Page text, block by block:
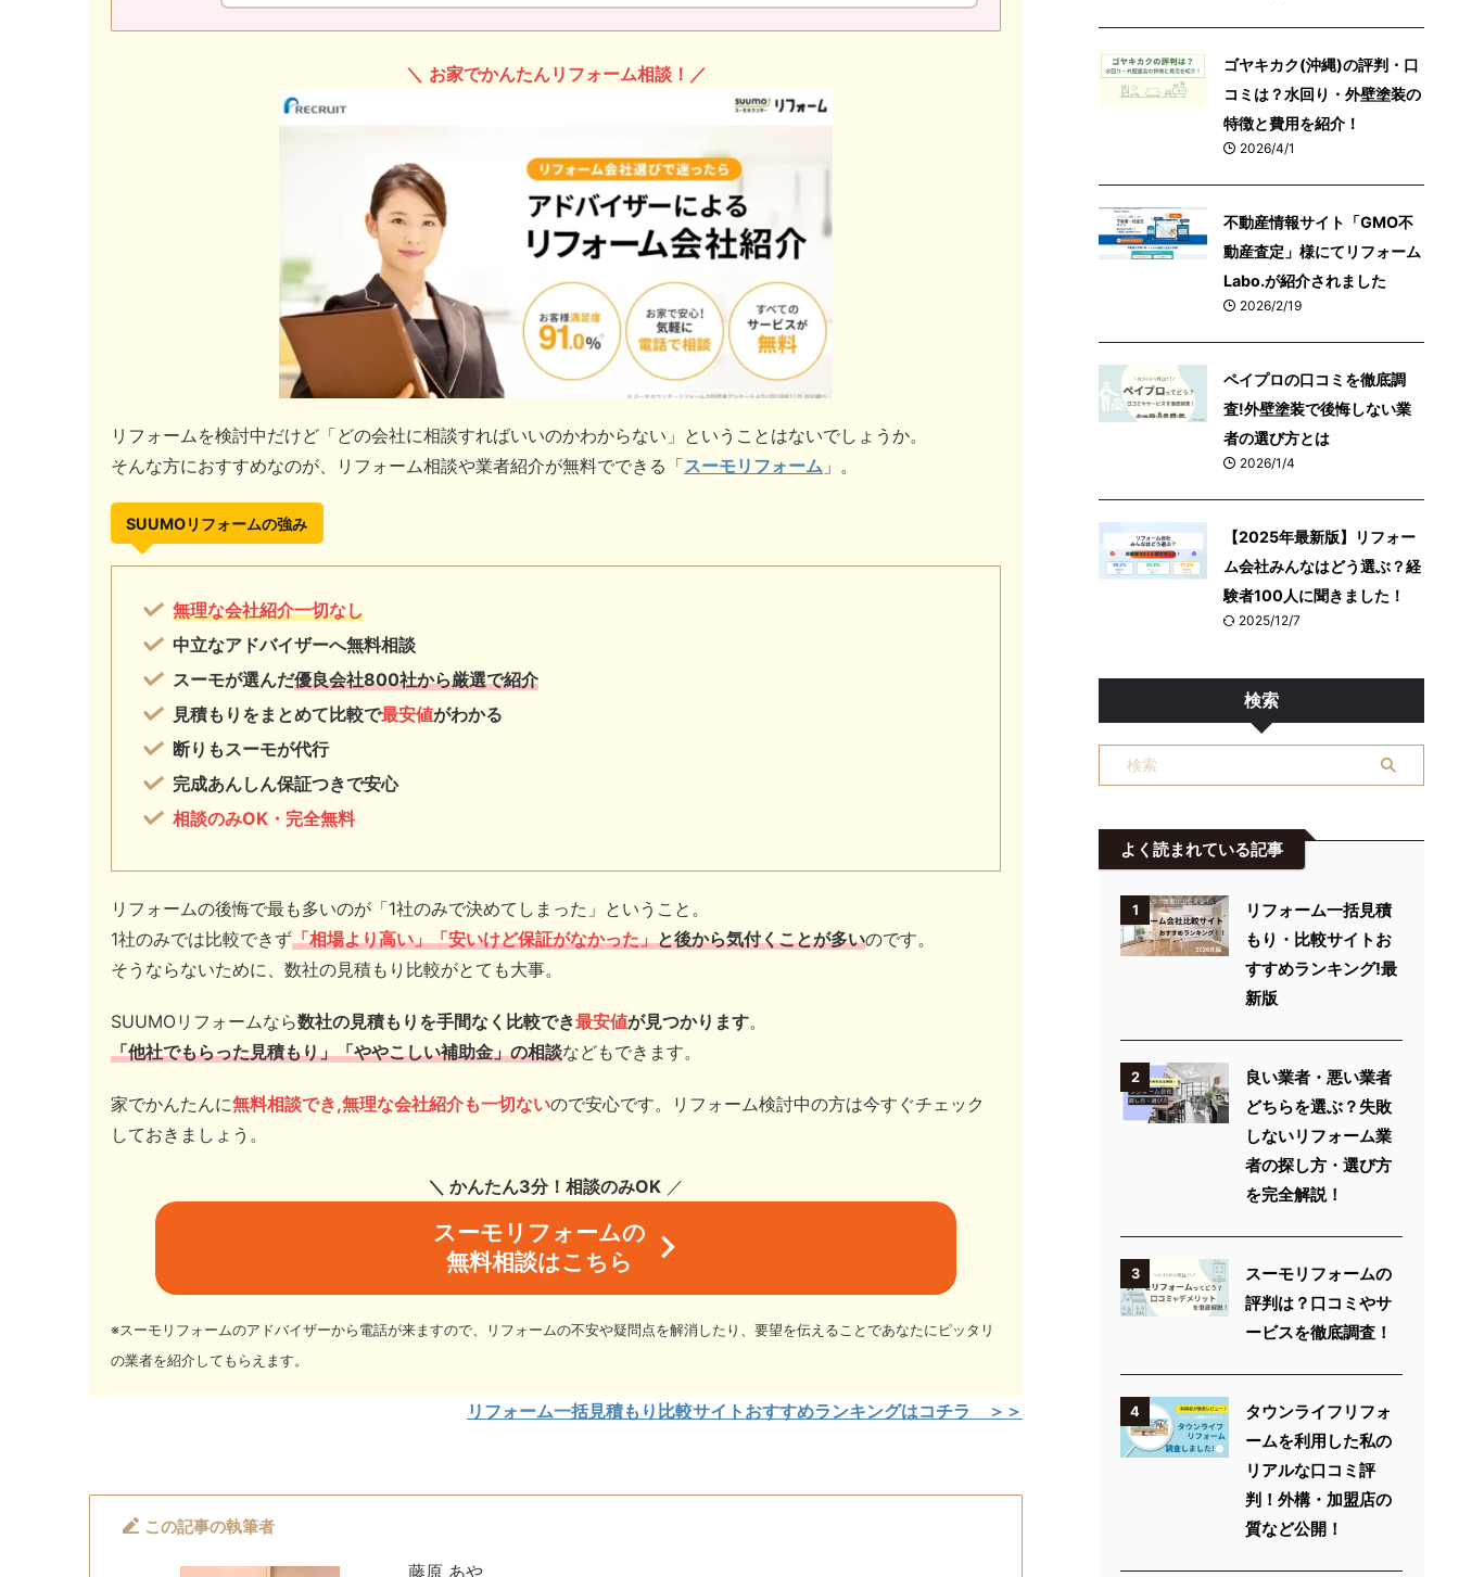
＼ お家でかんたんリフォーム相談！／
リフォームを検討中だけど「どの会社に相談すればいいのかわからない」ということはないでしょうか。
そんな方におすすめなのが、リフォーム相談や業者紹介が無料でできる「スーモリフォーム 」。
SUUMOリフォームの強み
無理な会社紹介一切なし
中立なアドバイザーへ無料相談
スーモが選んだ優良会社800社から厳選で紹介
見積もりをまとめて比較で最安値がわかる
断りもスーモが代行
完成あんしん保証つきで安心
相談のみOK・完全無料
リフォームの後悔で最も多いのが「1社のみで決めてしまった」ということ。
1社のみでは比較できず「相場より高い」「安いけど保証がなかった」と後から気付くことが多いのです。
そうならないために、数社の見積もり比較がとても大事。
SUUMOリフォームなら数社の見積もりを手間なく比較でき最安値が見つかります。
「他社でもらった見積もり」「ややこしい補助金」の相談などもできます。
家でかんたんに無料相談でき,無理な会社紹介も一切ないので安心です。リフォーム検討中の方は今すぐチェック
しておきましょう。
＼ かんたん3分！相談のみOK ／
スーモリフォームの
無料相談はこちら
※スーモリフォームのアドバイザーから電話が来ますので、リフォームの不安や疑問点を解消したり、要望を伝えることであなたにピッタリ
の業者を紹介してもらえます。
リフォーム一括見積もり比較サイトおすすめランキングはコチラ ＞＞
この記事の執筆者
藤原 あや
ゴヤキカク(沖縄)の評判・口
コミは？水回り・外壁塗装の
特徴と費用を紹介！
2026/4/1
不動産情報サイト「GMO不
動産査定」様にてリフォーム
Labo.が紹介されました
2026/2/19
ペイプロの口コミを徹底調
査!外壁塗装で後悔しない業
者の選び方とは
2026/1/4
【2025年最新版】リフォー
ム会社みんなはどう選ぶ？経
験者100人に聞きました！
2025/12/7
検索
よく読まれている記事
1
リフォーム一括見積
もり・比較サイトお
すすめランキング!最
新版
2
良い業者・悪い業者
どちらを選ぶ？失敗
しないリフォーム業
者の探し方・選び方
を完全解説！
3
スーモリフォームの
評判は？口コミやサ
ービスを徹底調査！
4
タウンライフリフォ
ームを利用した私の
リアルな口コミ評
判！外構・加盟店の
質など公開！